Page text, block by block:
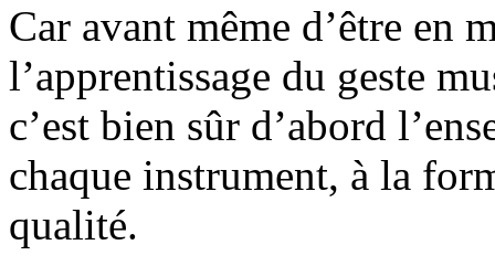
Car avant même d’être en
l’apprentissage du geste
c’est bien sûr d’abord
chaque instrument, à la
qualité.